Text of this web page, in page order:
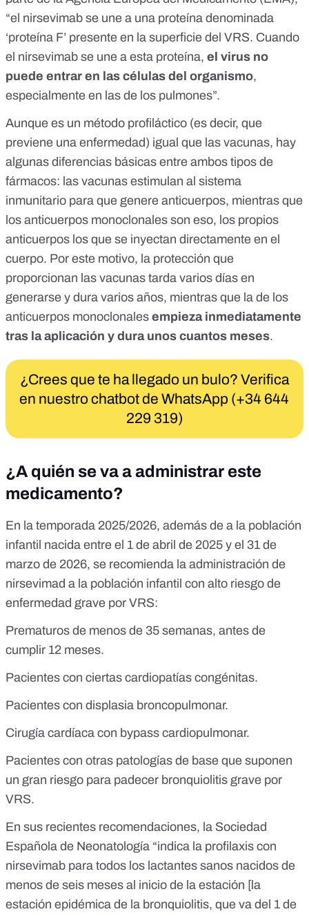
“el nirsevimab se une a una proteína denominada
‘proteína F’ presente en la superficie del VRS. Cuando
el nirsevimab se une a esta proteína, el virus no
puede entrar en las células del organismo,
especialmente en las de los pulmones”.
Aunque es un método profiláctico (es decir, que
previene una enfermedad) igual que las vacunas, hay
algunas diferencias básicas entre ambos tipos de
fármacos: las vacunas estimulan al sistema
inmunitario para que genere anticuerpos, mientras que
los anticuerpos monoclonales son eso, los propios
anticuerpos los que se inyectan directamente en el
cuerpo. Por este motivo, la protección que
proporcionan las vacunas tarda varios días en
generarse y dura varios años, mientras que la de los
anticuerpos monoclonales empieza inmediatamente
tras la aplicación y dura unos cuantos meses.
¿Crees que te ha llegado un bulo? Verifica
en nuestro chatbot de WhatsApp (+34 644
229 319)
¿A quién se va a administrar este
medicamento?
En la temporada 2025/2026, además de a la población
infantil nacida entre el 1 de abril de 2025 y el 31 de
marzo de 2026, se recomienda la administración de
nirsevimad a la población infantil con alto riesgo de
enfermedad grave por VRS:
Prematuros de menos de 35 semanas, antes de
cumplir 12 meses.
Pacientes con ciertas cardiopatías congénitas.
Pacientes con displasia broncopulmonar.
Cirugía cardíaca con bypass cardiopulmonar.
Pacientes con otras patologías de base que suponen
un gran riesgo para padecer bronquiolitis grave por
VRS.
En sus recientes recomendaciones, la Sociedad
Española de Neonatología “indica la profilaxis con
nirsevimab para todos los lactantes sanos nacidos de
menos de seis meses al inicio de la estación [la
estación epidémica de la bronquiolitis, que va del 1 de